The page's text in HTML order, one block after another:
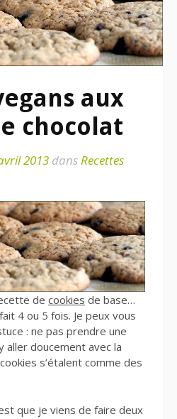
aux
chocolat
2013 dansRecettes
de cookies de base…
4 ou 5 fois. Je peux vous
: ne pas prendre une
aller doucement avec la
s’étalent comme des
que je viens de faire deux